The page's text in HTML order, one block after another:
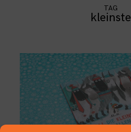
TAG
kleinste